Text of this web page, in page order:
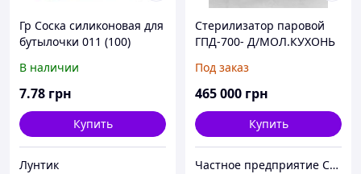
Гр Соска силиконовая для
бутылочки 011 (100)
В наличии
7.78 грн
Купить
Лунтик
Стерилизатор паровой
ГПД-700- Д/МОЛ.КУХОНЬ
Под заказ
465 000 грн
Купить
Частное предприятие София Мед